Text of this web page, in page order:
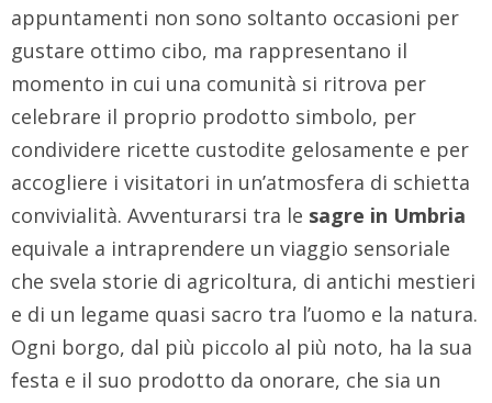
appuntamenti non sono soltanto occasioni per
gustare ottimo cibo, ma rappresentano il
momento in cui una comunità si ritrova per
celebrare il proprio prodotto simbolo, per
condividere ricette custodite gelosamente e per
accogliere i visitatori in un’atmosfera di schietta
convivialità. Avventurarsi tra le sagre in Umbria
equivale a intraprendere un viaggio sensoriale
che svela storie di agricoltura, di antichi mestieri
e di un legame quasi sacro tra l’uomo e la natura.
Ogni borgo, dal più piccolo al più noto, ha la sua
festa e il suo prodotto da onorare, che sia un